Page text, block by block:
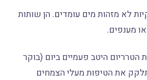
לא מזהות מים עומדים. הן שותות
מענפים.
היטב פעמיים ביום (בוקר
את הטיפות מעלי הצמחים